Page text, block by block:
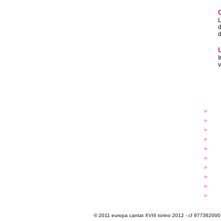
>
>
>
>
>
>
>
>
>
>
© 2011 europa cantat XVIII torino 2012 - cf